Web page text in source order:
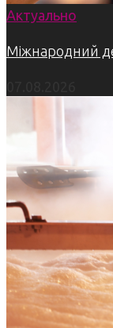
Актуально
Міжнародний